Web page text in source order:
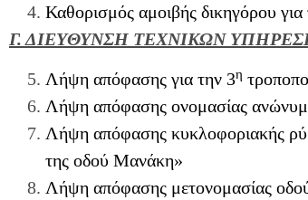
Καθορισμός αμοιβής δικηγόρου
Γ. ΔΙΕΥΘΥΝΣΗ ΤΕΧΝΙΚΩΝ
Λήψη απόφασης για την 3η
Λήψη απόφασης ονομασίας
Λήψη απόφασης κυκλοφοριακής
της οδού Μανάκη»
Λήψη απόφασης μετονομασίας